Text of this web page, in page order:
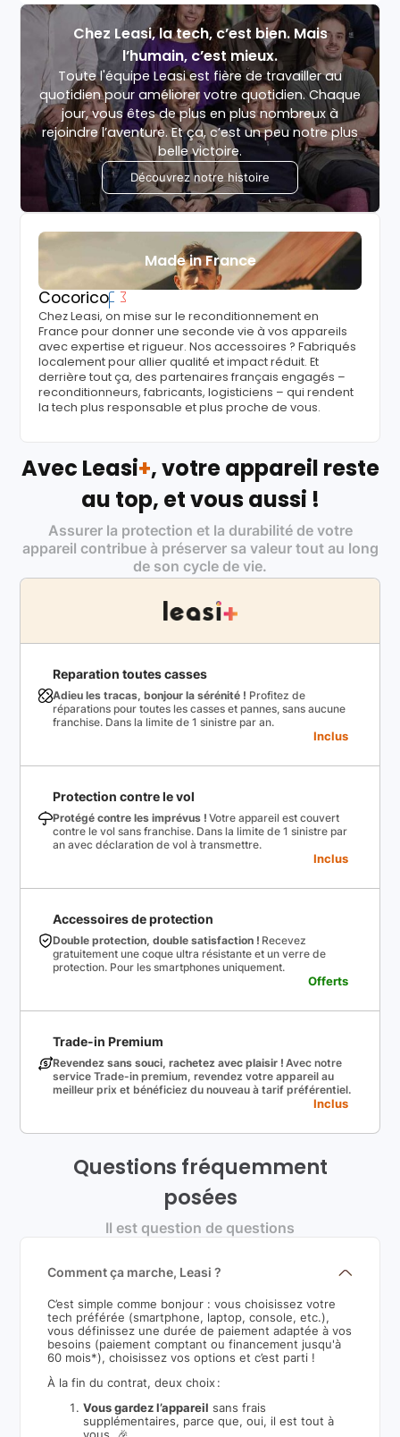
Chez Leasi, la tech, c’est bien. Mais
l’humain, c’est mieux.
Toute l'équipe Leasi est fière de travailler au
quotidien pour améliorer votre quotidien. Chaque
jour, vous êtes de plus en plus nombreux à
rejoindre l’aventure. Et ça, c’est un peu notre plus
belle victoire.
Découvrez notre histoire
Made in France
Cocorico
Chez Leasi, on mise sur le reconditionnement en
France pour donner une seconde vie à vos appareils
avec expertise et rigueur. Nos accessoires ? Fabriqués
localement pour allier qualité et impact réduit. Et
derrière tout ça, des partenaires français engagés –
reconditionneurs, fabricants, logisticiens – qui rendent
la tech plus responsable et plus proche de vous.
Avec Leasi+, votre appareil reste
au top, et vous aussi !
Assurer la protection et la durabilité de votre
appareil contribue à préserver sa valeur tout au long
de son cycle de vie.
Reparation toutes casses
Adieu les tracas, bonjour la sérénité ! Profitez de
réparations pour toutes les casses et pannes, sans aucune
franchise. Dans la limite de 1 sinistre par an.
Inclus
Protection contre le vol
Protégé contre les imprévus ! Votre appareil est couvert
contre le vol sans franchise. Dans la limite de 1 sinistre par
an avec déclaration de vol à transmettre.
Inclus
Accessoires de protection
Double protection, double satisfaction ! Recevez
gratuitement une coque ultra résistante et un verre de
protection. Pour les smartphones uniquement.
Offerts
Trade-in Premium
Revendez sans souci, rachetez avec plaisir ! Avec notre
service Trade-in premium, revendez votre appareil au
meilleur prix et bénéficiez du nouveau à tarif préférentiel.
Inclus
Questions fréquemment
posées
Il est question de questions
Comment ça marche, Leasi ?
C’est simple comme bonjour : vous choisissez votre
tech préférée (smartphone, laptop, console, etc.),
vous définissez une durée de paiement adaptée à vos
besoins (paiement comptant ou financement jusqu'à
60 mois*), choisissez vos options et c’est parti !
À la fin du contrat, deux choix :
Vous gardez l’appareil sans frais
supplémentaires, parce que, oui, il est tout à